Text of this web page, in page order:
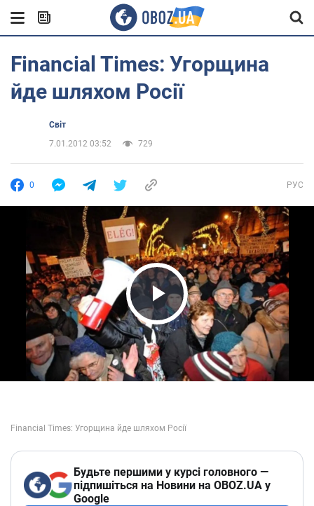
Financial Times: Угорщина
йде шляхом Росії
Світ
7.01.2012 03:52
729
0 РУС
Play Video
Будьте першими у курсі головного —
підпишіться на Новини на OBOZ.UA у
Google